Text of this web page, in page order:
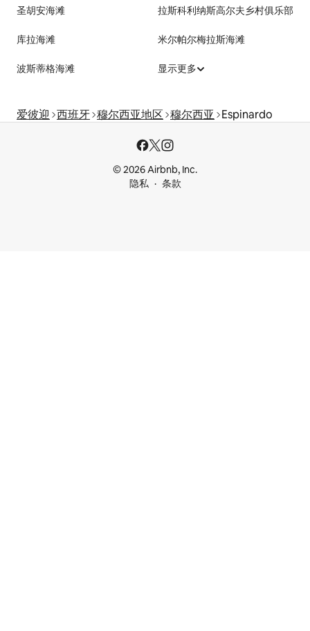
圣胡安海滩 拉斯科利纳斯高尔夫乡村俱乐部
库拉海滩 米尔帕尔梅拉斯海滩
波斯蒂格海滩 显示更多
爱彼迎 西班牙 穆尔西亚地区 穆尔西亚 Espinardo
© 2026 Airbnb, Inc.
隐私
条款